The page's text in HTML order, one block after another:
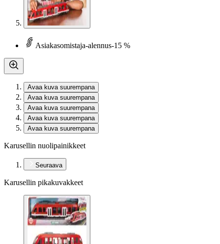
Asiakasomistaja-alennus-15 %
Avaa kuva suurempana
Avaa kuva suurempana
Avaa kuva suurempana
Avaa kuva suurempana
Avaa kuva suurempana
Karusellin nuolipainikkeet
Seuraava
Karusellin pikakuvakkeet